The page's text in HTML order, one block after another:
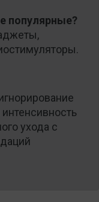
популярные?
ухода с